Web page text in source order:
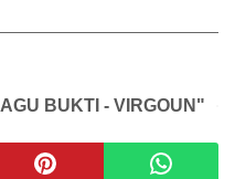
BUKTI - VIRGOUN"